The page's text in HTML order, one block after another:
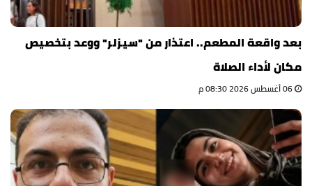
بعد واقعة المطعم.. اعتذار من "سيزلر" ووعد بتخصيص
مكان لأداء الصلاة